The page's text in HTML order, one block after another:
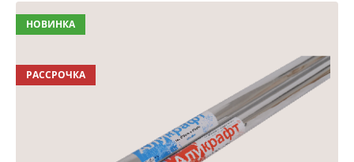
НОВИНКА
РАССРОЧКА